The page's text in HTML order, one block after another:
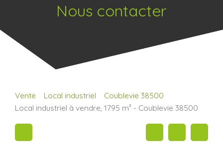
Nous contacter
Vente Local industriel
Coublevie 38500
Local industriel à vendre, 1795 m² - Coublevie 38500